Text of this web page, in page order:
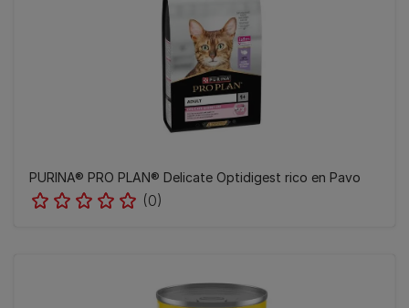
​PURINA® PRO PLAN® Delicate Optidigest rico en Pavo
(0)